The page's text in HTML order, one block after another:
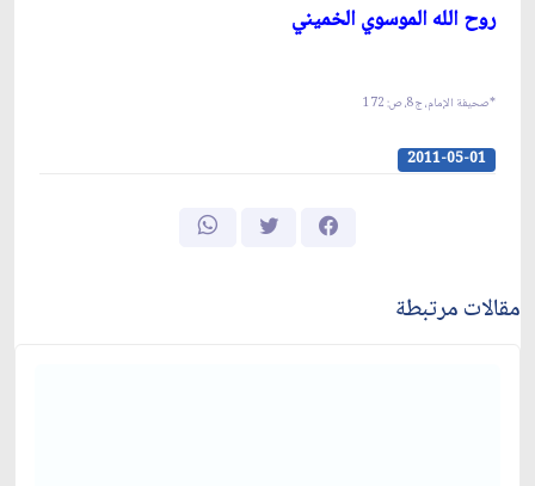
روح الله الموسوي الخميني‏
*صحيفة الإمام، ج‏8، ص: 172
2011-05-01
مقالات مرتبطة